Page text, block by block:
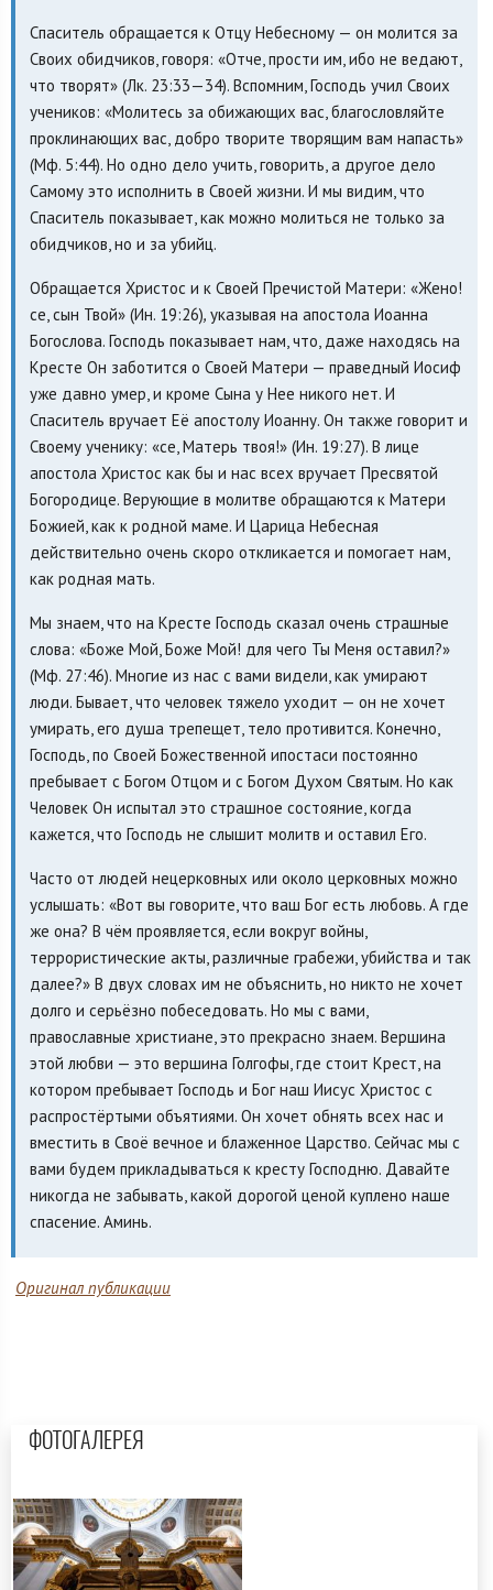
Спаситель обращается к Отцу Небесному — он молится за
Своих обидчиков, говоря: «Отче, прости им, ибо не ведают,
что творят» (Лк. 23:33—34). Вспомним, Господь учил Своих
учеников: «Молитесь за обижающих вас, благословляйте
проклинающих вас, добро творите творящим вам напасть»
(Мф. 5:44). Но одно дело учить, говорить, а другое дело
Самому это исполнить в Своей жизни. И мы видим, что
Спаситель показывает, как можно молиться не только за
обидчиков, но и за убийц.
Обращается Христос и к Своей Пречистой Матери: «Жено!
се, сын Твой» (Ин. 19:26), указывая на апостола Иоанна
Богослова. Господь показывает нам, что, даже находясь на
Кресте Он заботится о Своей Матери — праведный Иосиф
уже давно умер, и кроме Сына у Нее никого нет. И
Спаситель вручает Её апостолу Иоанну. Он также говорит и
Своему ученику: «се, Матерь твоя!» (Ин. 19:27). В лице
апостола Христос как бы и нас всех вручает Пресвятой
Богородице. Верующие в молитве обращаются к Матери
Божией, как к родной маме. И Царица Небесная
действительно очень скоро откликается и помогает нам,
как родная мать.
Мы знаем, что на Кресте Господь сказал очень страшные
слова: «Боже Мой, Боже Мой! для чего Ты Меня оставил?»
(Мф. 27:46). Многие из нас с вами видели, как умирают
люди. Бывает, что человек тяжело уходит — он не хочет
умирать, его душа трепещет, тело противится. Конечно,
Господь, по Своей Божественной ипостаси постоянно
пребывает с Богом Отцом и с Богом Духом Святым. Но как
Человек Он испытал это страшное состояние, когда
кажется, что Господь не слышит молитв и оставил Его.
Часто от людей нецерковных или около церковных можно
услышать: «Вот вы говорите, что ваш Бог есть любовь. А где
же она? В чём проявляется, если вокруг войны,
террористические акты, различные грабежи, убийства и так
далее?» В двух словах им не объяснить, но никто не хочет
долго и серьёзно побеседовать. Но мы с вами,
православные христиане, это прекрасно знаем. Вершина
этой любви — это вершина Голгофы, где стоит Крест, на
котором пребывает Господь и Бог наш Иисус Христос с
распростёртыми объятиями. Он хочет обнять всех нас и
вместить в Своё вечное и блаженное Царство. Сейчас мы с
вами будем прикладываться к кресту Господню. Давайте
никогда не забывать, какой дорогой ценой куплено наше
спасение. Аминь.
Оригинал публикации
ФОТОГАЛЕРЕЯ